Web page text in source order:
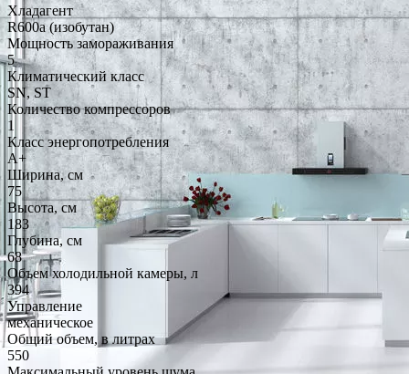
Хладагент
R600a (изобутан)
Мощность замораживания
5
Климатический класс
SN, ST
Количество компрессоров
1
Класс энергопотребления
A+
Ширина, см
75
Высота, см
183
Глубина, см
68
Объем холодильной камеры, л
394
Управление
механическое
Общий объем, в литрах
550